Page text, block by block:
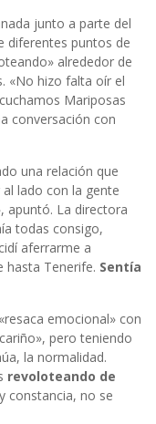
junto a parte del
diferentes puntos de
alrededor de
«No hizo falta oír el
Mariposas
conversación con
una relación que
lado con la gente
apuntó. La directora
todas consigo,
aferrarme a
hasta Tenerife. Sentía
emocional» con
pero teniendo
la normalidad.
revoloteando de
constancia, no se